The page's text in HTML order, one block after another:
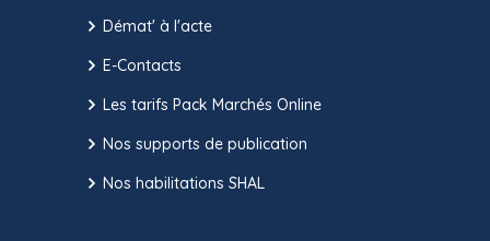
Démat' à l'acte
E-Contacts
Les tarifs Pack Marchés Online
Nos supports de publication
Nos habilitations SHAL